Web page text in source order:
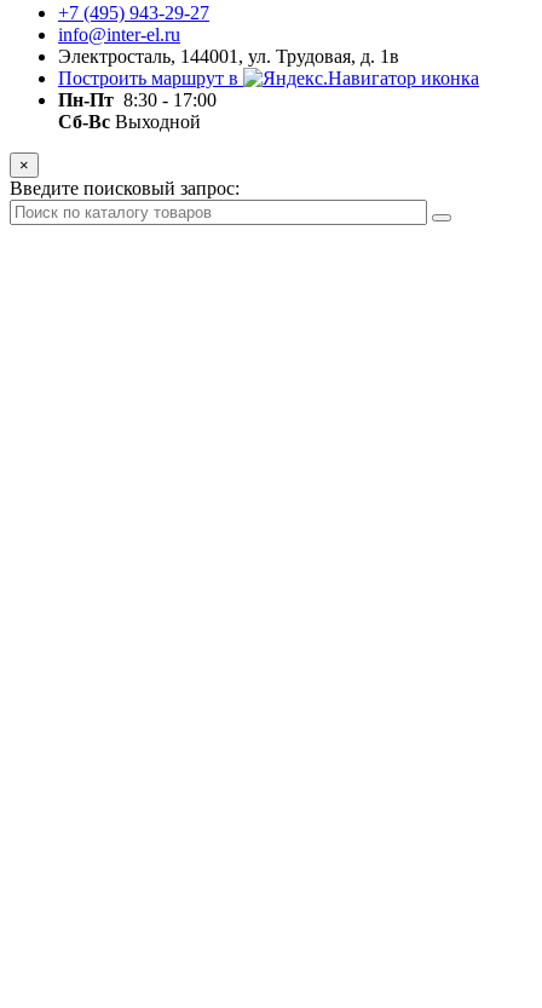
+7 (495) 943-29-27
info@inter-el.ru
Электросталь, 144001, ул. Трудовая, д. 1в
Построить маршрут в
Пн-Пт 8:30 - 17:00
Сб-Вс Выходной
×
Введите поисковый запрос: